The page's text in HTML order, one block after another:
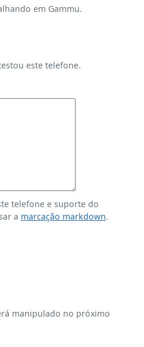
em Gammu.
este telefone.
telefone e suporte do
a marcação markdown.
manipulado no próximo